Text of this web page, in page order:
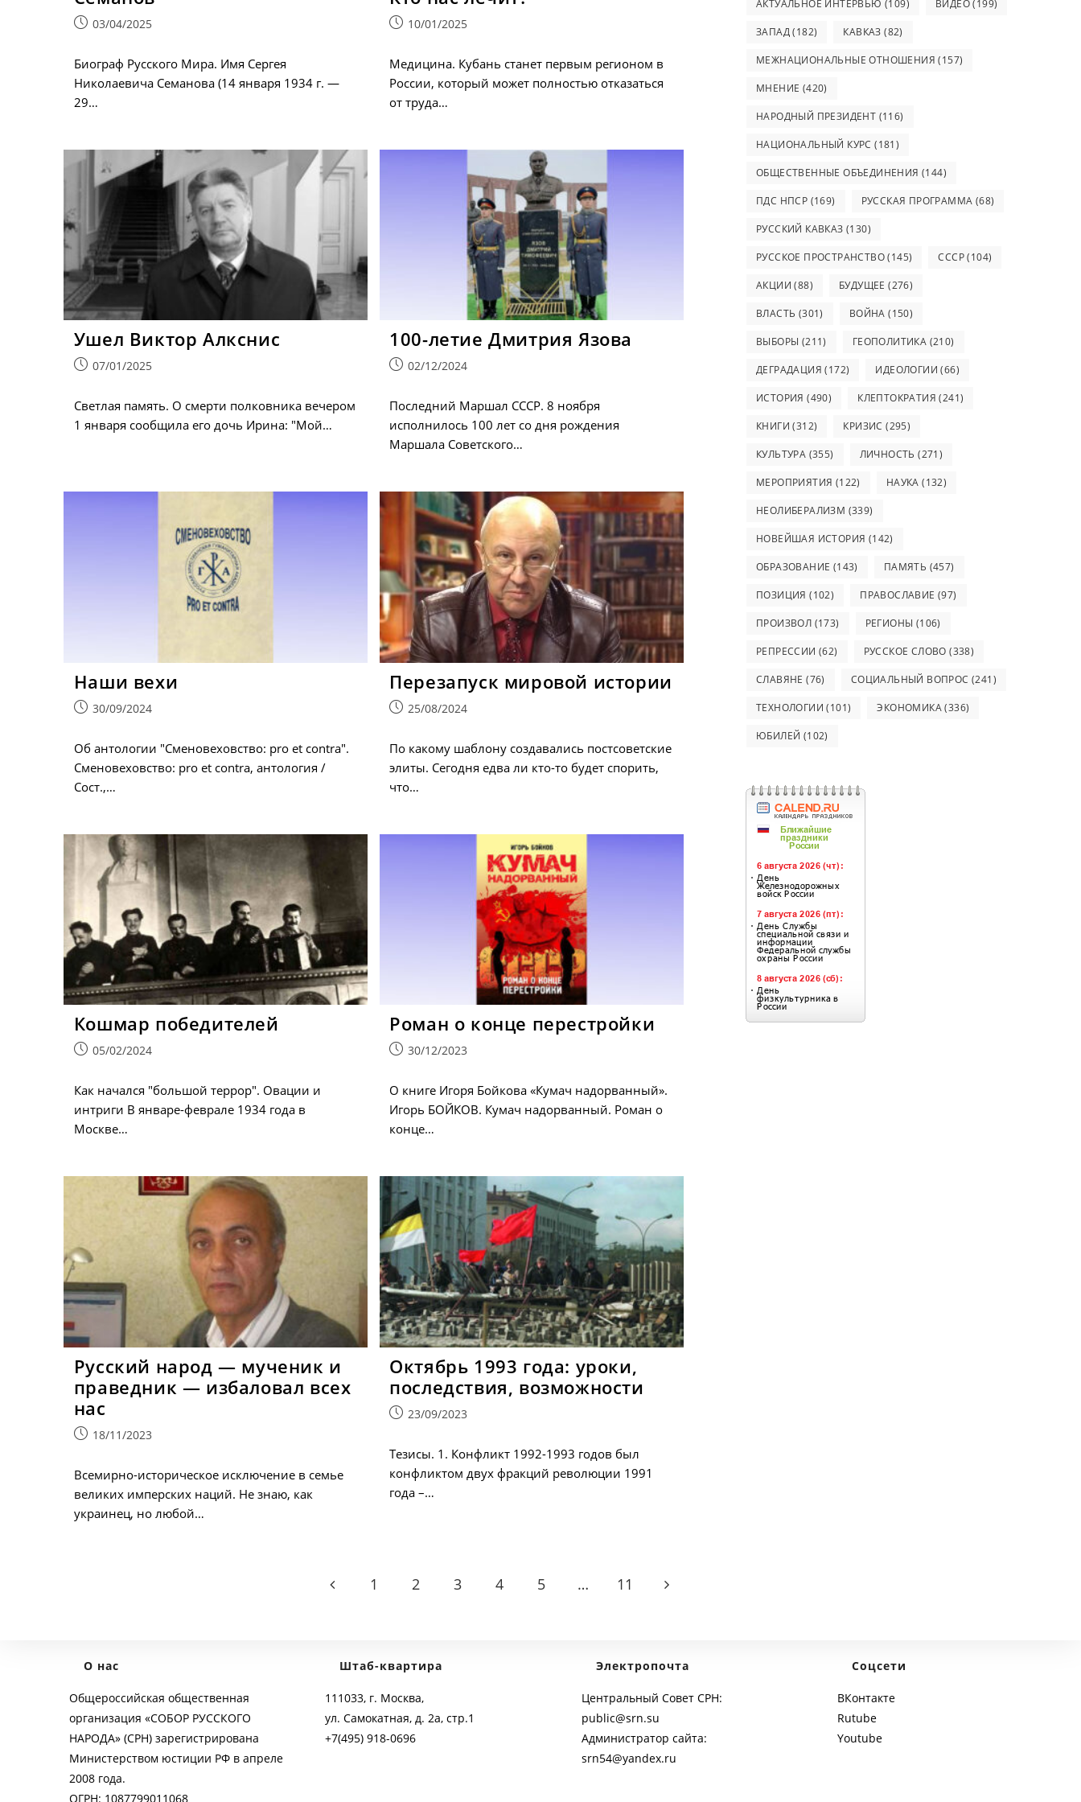
Запись03/04/2025
Биограф Русского Мира. Имя Сергея
Николаевича Семанова (14 января 1934 г. —
29…
Запись10/01/2025
Медицина. Кубань станет первым регионом в
России, который может полностью отказаться
от труда…
Ушел Виктор Алкснис
Запись07/01/2025
Светлая память. О смерти полковника вечером
1 января сообщила его дочь Ирина: "Мой…
100-летие Дмитрия Язова
Запись02/12/2024
Последний Маршал СССР. 8 ноября
исполнилось 100 лет со дня рождения
Маршала Советского…
Наши вехи
Запись30/09/2024
Об антологии "Сменовеховство: pro et contra".
Сменовеховство: pro et contra, антология /
Сост.,…
Перезапуск мировой истории
Запись25/08/2024
По какому шаблону создавались постсоветские
элиты. Сегодня едва ли кто-то будет спорить,
что…
Кошмар победителей
Запись05/02/2024
Как начался "большой террор". Овации и
интриги В январе-феврале 1934 года в
Москве…
Роман о конце перестройки
Запись30/12/2023
О книге Игоря Бойкова «Кумач надорванный».
Игорь БОЙКОВ. Кумач надорванный. Роман о
конце…
Русский народ — мученик и
праведник — избаловал всех
нас
Запись18/11/2023
Всемирно-историческое исключение в семье
великих имперских наций. Не знаю, как
украинец, но любой…
Октябрь 1993 года: уроки,
последствия, возможности
Запись23/09/2023
Тезисы. 1. Конфликт 1992-1993 годов был
конфликтом двух фракций революции 1991
года –…
Go to the previous page
1 2 3 4 5 … 11 Go to the next page
АКТУАЛЬНОЕ ИНТЕРВЬЮ (109) ВИДЕО(199)
ЗАПАД(182) КАВКАЗ (82)
МЕЖНАЦИОНАЛЬНЫЕ ОТНОШЕНИЯ (157)
МНЕНИЕ (420)
НАРОДНЫЙ ПРЕЗИДЕНТ (116)
НАЦИОНАЛЬНЫЙ КУРС (181)
ОБЩЕСТВЕННЫЕ ОБЪЕДИНЕНИЯ (144)
ПДС НПСР (169) РУССКАЯ ПРОГРАММА (68)
РУССКИЙ КАВКАЗ (130)
РУССКОЕ ПРОСТРАНСТВО(145) СССР(104)
АКЦИИ (88) БУДУЩЕЕ (276)
ВЛАСТЬ (301) ВОЙНА (150)
ВЫБОРЫ (211) ГЕОПОЛИТИКА (210)
ДЕГРАДАЦИЯ (172) ИДЕОЛОГИИ (66)
ИСТОРИЯ (490) КЛЕПТОКРАТИЯ (241)
КНИГИ (312) КРИЗИС (295)
КУЛЬТУРА (355) ЛИЧНОСТЬ (271)
МЕРОПРИЯТИЯ (122) НАУКА (132)
НЕОЛИБЕРАЛИЗМ (339)
НОВЕЙШАЯ ИСТОРИЯ (142)
ОБРАЗОВАНИЕ (143) ПАМЯТЬ (457)
ПОЗИЦИЯ (102) ПРАВОСЛАВИЕ (97)
ПРОИЗВОЛ (173) РЕГИОНЫ (106)
РЕПРЕССИИ (62) РУССКОЕ СЛОВО (338)
СЛАВЯНЕ (76) СОЦИАЛЬНЫЙ ВОПРОС (241)
ТЕХНОЛОГИИ (101) ЭКОНОМИКА(336)
ЮБИЛЕЙ (102)
О нас
Общероссийская общественная
организация «СОБОР РУССКОГО
НАРОДА» (СРН) зарегистрирована
Министерством юстиции РФ в апреле
2008 года.
ОГРН: 1087799011068
Штаб-квартира
111033, г. Москва,
ул. Самокатная, д. 2а, стр.1
+7(495) 918-0696
Электропочта
Центральный Совет СРН:
public@srn.su
Администратор сайта:
srn54@yandex.ru
Соцсети
ВКонтакте
Rutube
Youtube